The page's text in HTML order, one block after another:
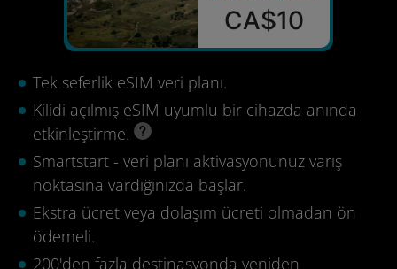
CA$10
Tek seferlik eSIM veri planı.
Kilidi açılmış eSIM uyumlu bir cihazda anında
etkinleştirme.
Smartstart - veri planı aktivasyonunuz varış
noktasına vardığınızda başlar.
Ekstra ücret veya dolaşım ücreti olmadan ön
ödemeli.
200'den fazla destinasyonda yeniden